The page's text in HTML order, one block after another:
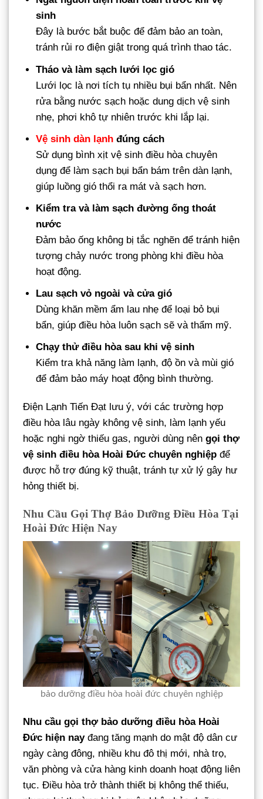
sinh
Đây là bước bắt buộc để đảm bảo an toàn,
tránh rủi ro điện giật trong quá trình thao tác.
Tháo và làm sạch lưới lọc gió
Lưới lọc là nơi tích tụ nhiều bụi bẩn nhất. Nên
rửa bằng nước sạch hoặc dung dịch vệ sinh
nhẹ, phơi khô tự nhiên trước khi lắp lại.
Vệ sinh dàn lạnh đúng cách
Sử dụng bình xịt vệ sinh điều hòa chuyên
dụng để làm sạch bụi bẩn bám trên dàn lạnh,
giúp luồng gió thổi ra mát và sạch hơn.
Kiểm tra và làm sạch đường ống thoát
nước
Đảm bảo ống không bị tắc nghẽn để tránh hiện
tượng chảy nước trong phòng khi điều hòa
hoạt động.
Lau sạch vỏ ngoài và cửa gió
Dùng khăn mềm ẩm lau nhẹ để loại bỏ bụi
bẩn, giúp điều hòa luôn sạch sẽ và thẩm mỹ.
Chạy thử điều hòa sau khi vệ sinh
Kiểm tra khả năng làm lạnh, độ ồn và mùi gió
để đảm bảo máy hoạt động bình thường.
Điện Lạnh Tiến Đạt lưu ý, với các trường hợp
điều hòa lâu ngày không vệ sinh, làm lạnh yếu
hoặc nghi ngờ thiếu gas, người dùng nên gọi thợ
vệ sinh điều hòa Hoài Đức chuyên nghiệp để
được hỗ trợ đúng kỹ thuật, tránh tự xử lý gây hư
hỏng thiết bị.
Nhu Cầu Gọi Thợ Bảo Dưỡng Điều Hòa Tại
Hoài Đức Hiện Nay
bảo dưỡng điều hòa hoài đức chuyên nghiệp
Nhu cầu gọi thợ bảo dưỡng điều hòa Hoài
Đức hiện nayđang tăng mạnh do mật độ dân cư
ngày càng đông, nhiều khu đô thị mới, nhà trọ,
văn phòng và cửa hàng kinh doanh hoạt động liên
tục. Điều hòa trở thành thiết bị không thể thiếu,